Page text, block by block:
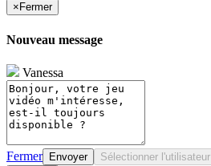
× Fermer
Nouveau message
Vanessa
Fermer Envoyer
Sélectionner l'utilisateur